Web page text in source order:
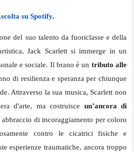
su Spotify.
del suo talento da fuoriclasse e della
Jack Scarlett si immerge in un
e sociale. Il brano è un tributo alle
di resilienza e speranza per chiunque
Attraverso la sua musica, Scarlett non
d'arte, ma costruisce un’ancora di
di incoraggiamento per coloro
contro le cicatrici fisiche e
esperienze traumatiche, ancora troppo